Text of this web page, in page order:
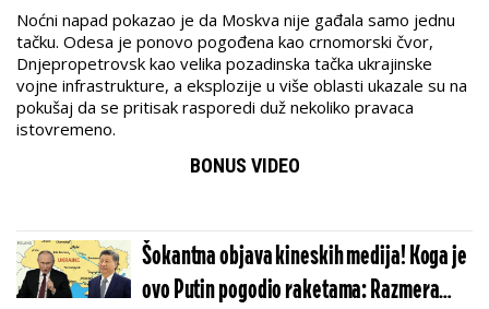
Noćni napad pokazao je da Moskva nije gađala samo jednu
tačku. Odesa je ponovo pogođena kao crnomorski čvor,
Dnjepropetrovsk kao velika pozadinska tačka ukrajinske
vojne infrastrukture, a eksplozije u više oblasti ukazale su na
pokušaj da se pritisak rasporedi duž nekoliko pravaca
istovremeno.
BONUS VIDEO
Šokantna objava kineskih medija! Koga je
ovo Putin pogodio raketama: Razmera